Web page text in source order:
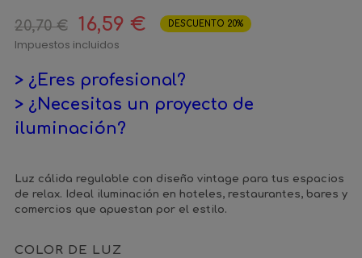
20,70 € 16,59 € DESCUENTO 20%
Impuestos incluidos
> ¿Eres profesional?
> ¿Necesitas un proyecto de
iluminación?
Luz cálida regulable con diseño vintage para tus espacios
de relax. Ideal iluminación en hoteles, restaurantes, bares y
comercios que apuestan por el estilo.
COLOR DE LUZ